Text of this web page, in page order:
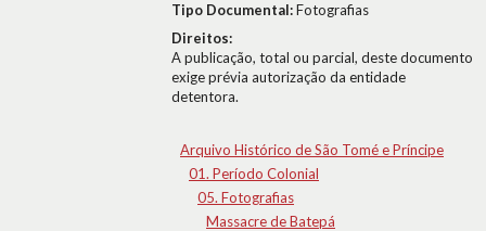
Tipo Documental:Fotografias
Direitos:
A publicação, total ou parcial, deste documento
exige prévia autorização da entidade
detentora.
Arquivo Histórico de São Tomé e Príncipe
01. Período Colonial
05. Fotografias
Massacre de Batepá